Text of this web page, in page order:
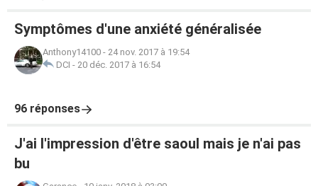
Dernière info: Je vois unpsychologuebientôt
accompagner de ma maman qui m'a été d'une grande
patience et d'un grand soutien depuis un mois pour
remercie humblement. Je l'aime trop. Ha les mamans.
Symptômes d'une anxiété généralisée
Anthony14100 - 24 nov. 2017 à 19:54
DCI - 20 déc. 2017 à 16:54
96 réponses
J'ai l'impression d'être saoul mais je n'ai pas
bu